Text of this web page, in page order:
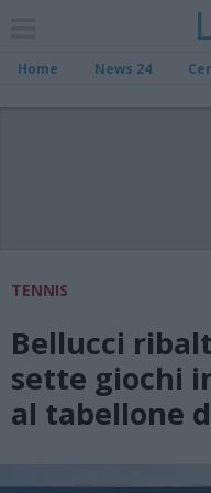
Home News 24
TENNIS
Bellucci
sette giochi
al tabellone